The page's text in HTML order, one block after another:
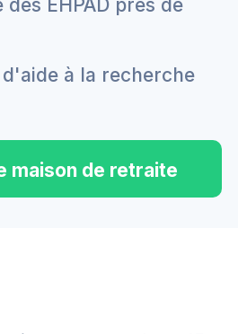
EHPAD près de
à la recherche
maison de retraite